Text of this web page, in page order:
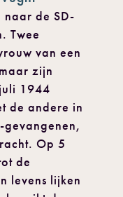
de SD-
Twee
van een
zijn
1944
de andere in
gevangenen,
Op 5
de
levens lijken